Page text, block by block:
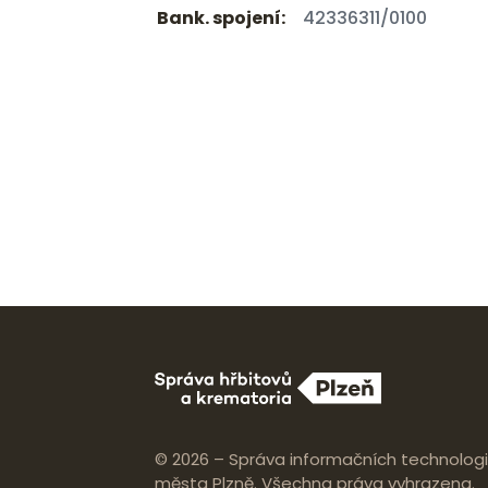
Bank. spojení: 42336311/0100
© 2026 – Správa informačních
města Plzně. Všechna práva vyhrazena.